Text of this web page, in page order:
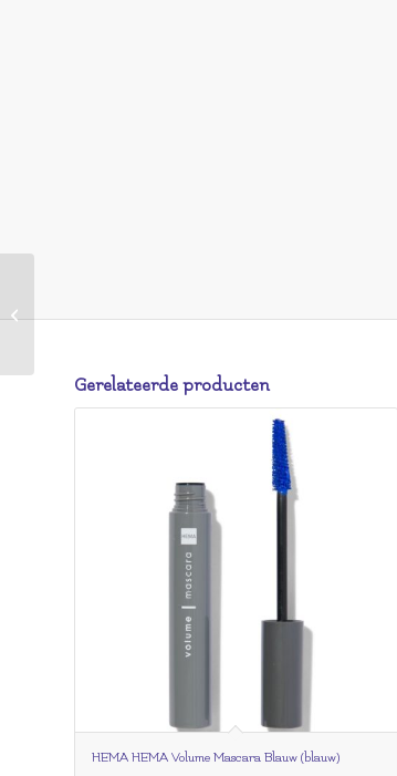
Gerelateerde producten
HEMA HEMA Volume Mascara Blauw (blauw)
28 Frozen Shimmer